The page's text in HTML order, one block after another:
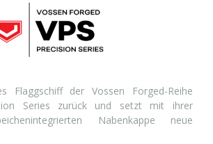
Flaggschiff der Vossen Forged-Reihe
Series zurück und setzt mit ihrer
Nabenkappe neue